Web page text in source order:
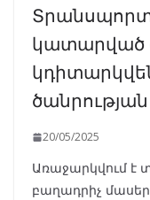
կատարված
20/05/2025
Առաջարկվում է
բաղադրիչ